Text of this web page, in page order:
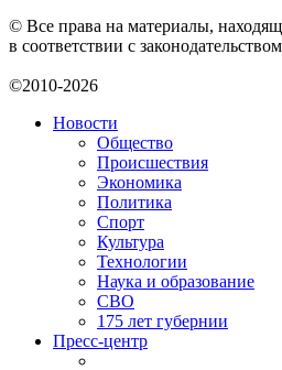
© Все права на материалы,
в соответствии с
©2010-2026
Новости
Общество
Происшествия
Экономика
Политика
Спорт
Культура
Технологии
Наука и образование
СВО
175 лет губернии
Пресс-центр